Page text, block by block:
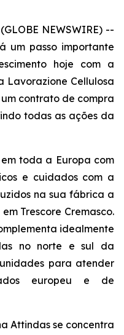
NEWSWIRE) --
um passo importante
hoje com a
Cellulosa
um contrato de compra
todas as ações da
toda a Europa com
e cuidados com a
na sua fábrica a
Trescore Cremasco.
idealmente
no norte e sul da
para atender
europeu e de
Attindas se concentra